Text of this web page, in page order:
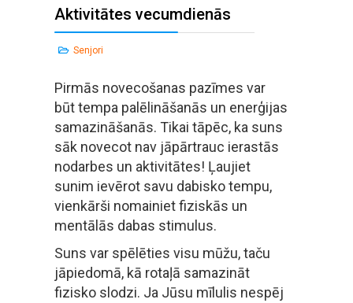
Aktivitātes vecumdienās
Senjori
Pirmās novecošanas pazīmes var
būt tempa palēlināšanās un enerģijas
samazināšanās. Tikai tāpēc, ka suns
sāk novecot nav jāpārtrauc ierastās
nodarbes un aktivitātes! Ļaujiet
sunim ievērot savu dabisko tempu,
vienkārši nomainiet fiziskās un
mentālās dabas stimulus.
Suns var spēlēties visu mūžu, taču
jāpiedomā, kā rotaļā samazināt
fizisko slodzi. Ja Jūsu mīlulis nespēj